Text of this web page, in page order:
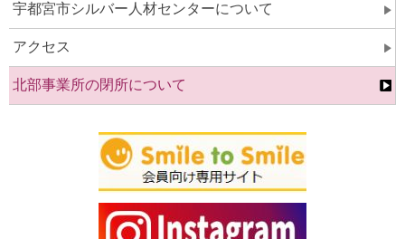
宇都宮市シルバー人材センターについて
アクセス
北部事業所の閉所について